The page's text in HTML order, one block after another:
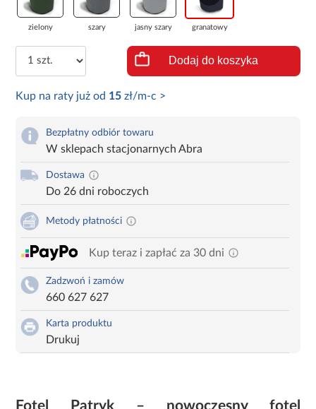
zielony szary jasny szary granatowy
Dodaj do koszyka
Kup na raty już od 15 zł/m-c >
Bezpłatny odbiór towaru
W sklepach stacjonarnych Abra
Dostawa
Do 26 dni roboczych
Metody płatności
Kup teraz i zapłać za 30 dni
Zadzwoń i zamów
660 627 627
Karta produktu
Drukuj
Fotel Patryk – nowoczesny fotel